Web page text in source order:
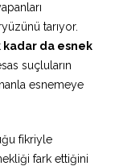
tarıyor.
kadar da esnek
suçluların
esnemeye
fikriyle
fark ettiğini